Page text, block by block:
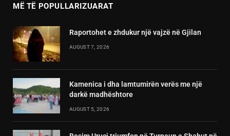
MË TË POPULLARIZUARAT
Raportohet e zhdukur një vajzë në Gjilan
AUGUST 7, 2026
Kamenica i dha lamtumirën verës me një
darkë madhështore
AUGUST 5, 2026